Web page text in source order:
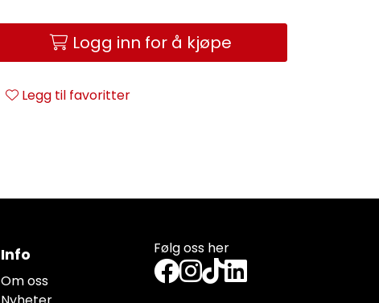
Logg inn for å kjøpe
Legg til favoritter
Følg oss her
Info
Om oss